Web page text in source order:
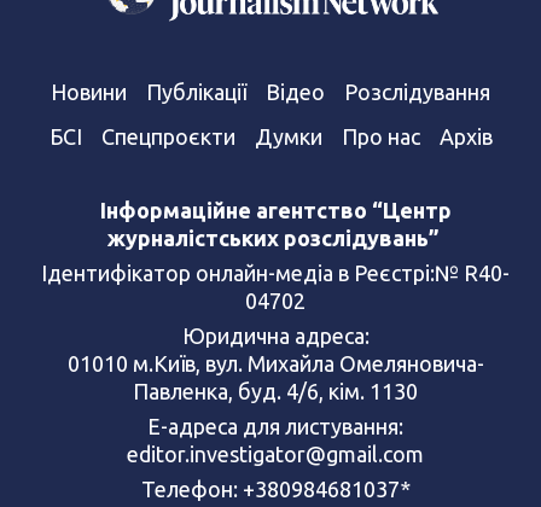
Новини Публікації Відео
Розслідування
БСІ
Спецпроєкти Думки Про нас Архів
Інформаційне агентство “Центр
журналістських розслідувань”
Ідентифікатор онлайн-медіа в Реєстрі:№ R40-
04702
Юридична адреса:
01010 м.Київ, вул. Михайла Омеляновича-
Павленка, буд. 4/6, кім. 1130
Е-адреса для листування:
editor.investigator@gmail.com
Телефон: +380984681037*